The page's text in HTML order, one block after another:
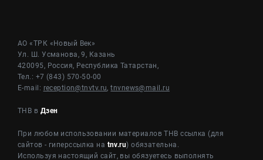
АО «ТРК «Новый Век»
Ул. Ш. Усманова, 9, Казань
420095, Россия, Республика Татарстан,
Тел.: +7 (843) 570-50-00
E-mail: reception@tnvtv.ru,tnvnews@mail.ru
ТНВ в Дзен
При любом использовании материалов ТНВ ссылка (для
сайтов - гиперссылка на tnv.ru) обязательна.
Используя настоящий сайт, вы обязуетесь выполнять